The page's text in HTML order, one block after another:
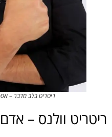
ריטריט בלב מדבר –
ריטריט וולנס –